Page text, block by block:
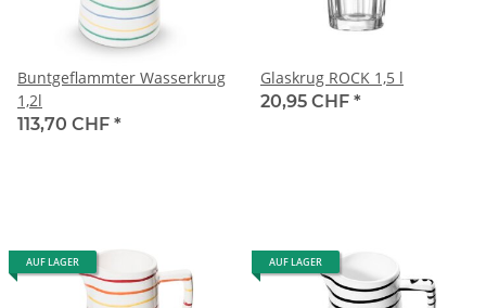
Buntgeflammter Wasserkrug
1,2l
113,70 CHF *
Glaskrug ROCK 1,5 l
20,95 CHF *
AUF LAGER AUF LAGER